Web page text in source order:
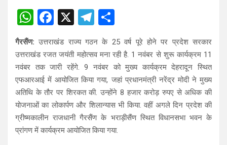
W
at
s
A
p
p
F
a
ce
b
o
o
k
X
T
el
e
gr
a
m
ar
e
गैरसैंण: उत्तराखंड राज्य गठन के 25 वर्ष पूरे होने पर प्रदेश सरकार
उत्तराखंड रजत जयंती महोत्सव मना रही है. 1 नवंबर से शुरू कार्यक्रम 11
नवंबर तक जारी रहेंगे. 9 नवंबर को मुख्य कार्यक्रम देहरादून स्थित
एफआरआई में आयोजित किया गया, जहां प्रधानमंत्री नरेंद्र मोदी ने मुख्य
अतिथि के तौर पर शिरकत की. उन्होंने 8 हजार करोड़ रुपए से अधिक की
योजनाओं का लोकार्पण और शिलान्यास भी किया. वहीं अगले दिन प्रदेश की
ग्रीष्मकालीन राजधानी गैरसैंण के भराड़ीसैंण स्थित विधानसभा भवन के
प्रांगण में कार्यक्रम आयोजित किया गया.